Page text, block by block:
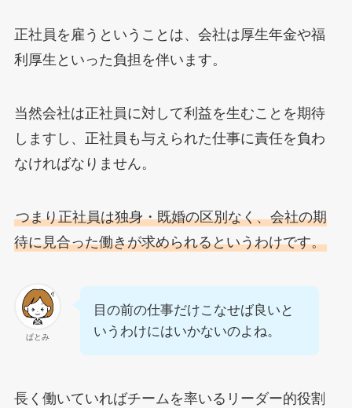
正社員を雇うということは、会社は厚生年金や福
利厚生といった負担を伴います。
当然会社は正社員に対して利益を生むことを期待
しますし、正社員も与えられた仕事に責任を負わ
なければなりません。
つまり正社員は独身・既婚の区別なく、会社の期
待に見合った働きが求められるというわけです。
ぱとみ
目の前の仕事だけこなせば良いと
いうわけにはいかないのよね。
長く働いていればチームを率いるリーダー的役割